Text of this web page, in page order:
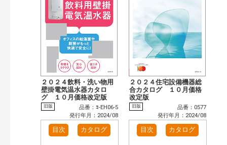
２０２４飲料・洗い物用
壁掛電気温水器カタロ
グ １０月価格改定版
旧版
品番：ﾖ-EH06-5
発行年月：2024/08
目次 カタログ
２０２４住宅設備機器総
合カタログ １０月価格
改定版
旧版
品番：0577
発行年月：2024/08
目次 カタログ